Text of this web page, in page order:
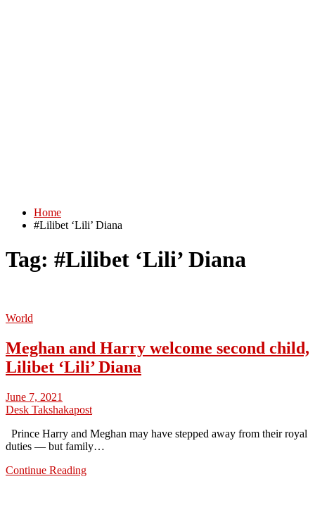
Home
#Lilibet ‘Lili’ Diana
Tag: #Lilibet ‘Lili’ Diana
World
Meghan and Harry welcome second child,
Lilibet ‘Lili’ Diana
June 7, 2021
Desk Takshakapost
Prince Harry and Meghan may have stepped away from their royal
duties — but family…
Continue Reading